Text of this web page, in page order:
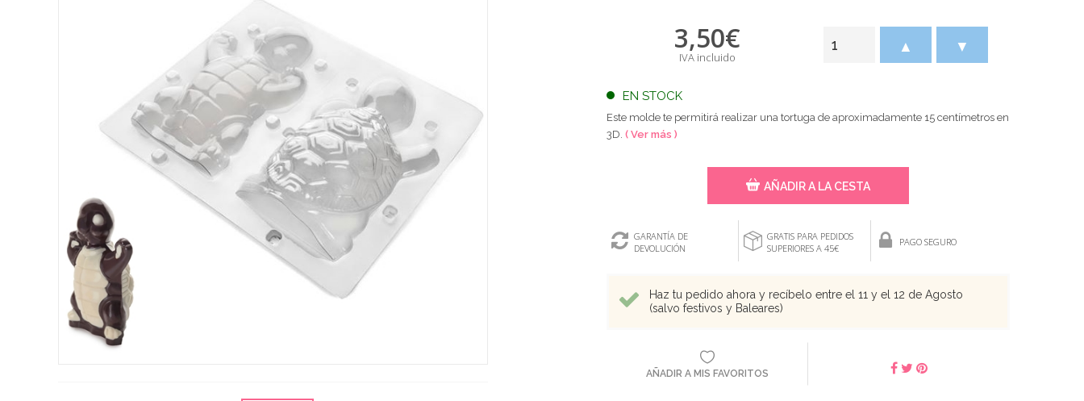
3,50€
IVA incluido
EN STOCK
▲ ▼
Este molde te permitirá realizar una tortuga de aproximadamente 15 centímetros en
3D. ( Ver más )
AÑADIR A LA CESTA
GARANTÍA DE
DEVOLUCIÓN
GRATIS PARA PEDIDOS
SUPERIORES A 45€
PAGO SEGURO
Haz tu pedido ahora y recíbelo entre el 11 y el 12 de Agosto
(salvo festivos y Baleares)
AÑADIR A MIS FAVORITOS